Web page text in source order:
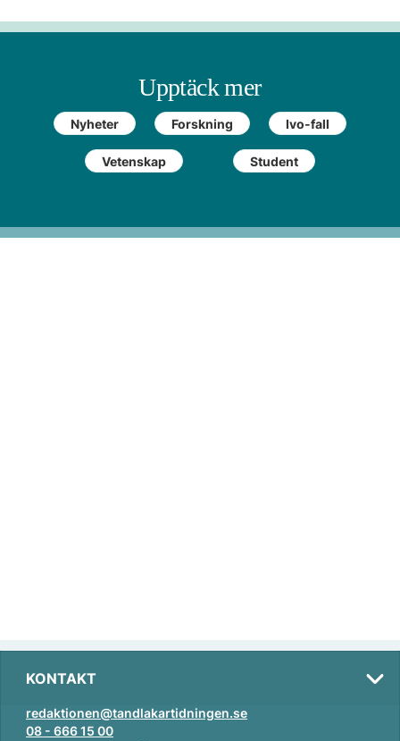
Upptäck mer
Nyheter Forskning Ivo-fall
Vetenskap Student
KONTAKT
redaktionen@tandlakartidningen.se
08 - 666 15 00